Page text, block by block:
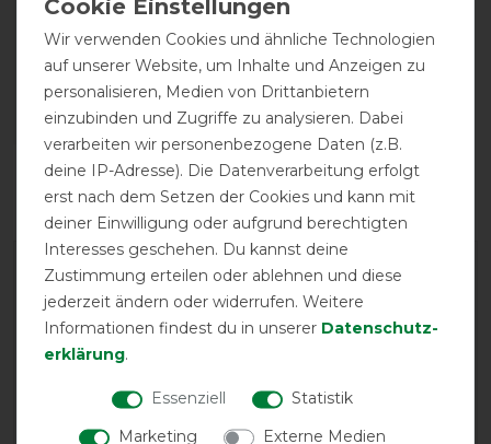
Reißfestigkeit Wasserdichtigkeit
EXCELLENT
Wir verwenden Cookies und ähnliche Technologien
auf unserer Website, um Inhalte und Anzeigen zu
personalisieren, Medien von Drittanbietern
einzubinden und Zugriffe zu analysieren. Dabei
verarbeiten wir personenbezogene Daten (z.B.
deine IP-Adresse). Die Datenverarbeitung erfolgt
erst nach dem Setzen der Cookies und kann mit
deiner Einwilligung oder aufgrund berechtigten
Interesses geschehen. Du kannst deine
Zustimmung erteilen oder ablehnen und diese
jederzeit ändern oder widerrufen. Weitere
Informationen findest du in unserer Daten­schutz­
erklärung.
Essenziell
Statistik
Marketing
Externe Medien